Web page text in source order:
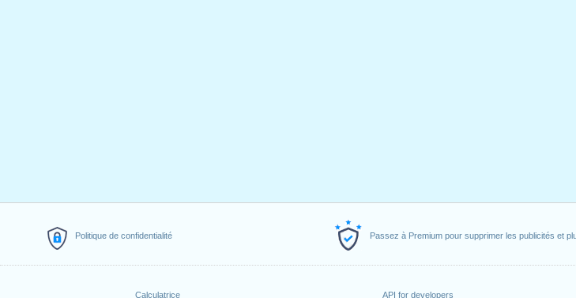
Politique de confidentialité Passez à Premium pour supprimer les publicités et
Calculatrice
API for developers